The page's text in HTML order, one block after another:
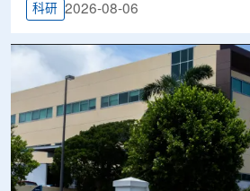
科研 2026-08-06